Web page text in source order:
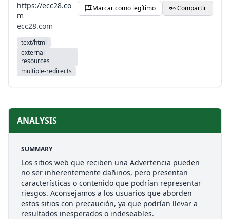
https://ecc28.co
m
ecc28.com
text/html
external-
resources
multiple-redirects
Marcar como legítimo Compartir
ANALYSIS
SUMMARY
Los sitios web que reciben una Advertencia pueden
no ser inherentemente dañinos, pero presentan
características o contenido que podrían representar
riesgos. Aconsejamos a los usuarios que aborden
estos sitios con precaución, ya que podrían llevar a
resultados inesperados o indeseables.